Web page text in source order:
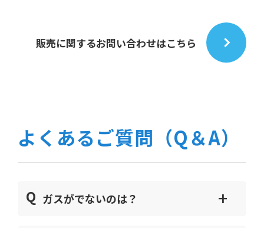
販売に関するお問い合わせはこちら
よくあるご質問（Q＆A）
ガスがでないのは？